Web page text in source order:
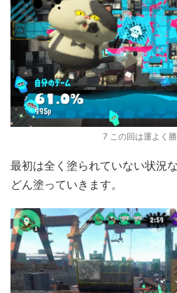
7 この回は運よく
最初は全く塗られていない状況な
どん塗っていきます。